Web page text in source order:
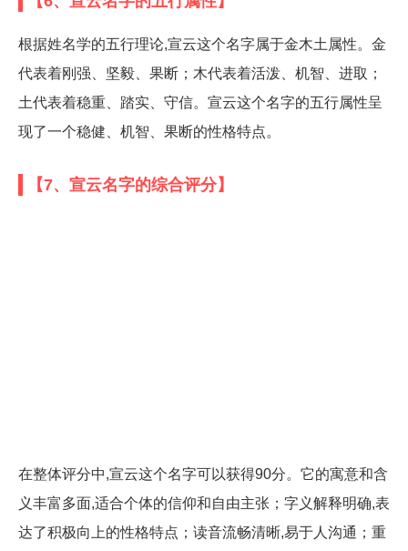
根据姓名学的五行理论,宣云这个名字属于金木土属性。金
代表着刚强、坚毅、果断；木代表着活泼、机智、进取；
土代表着稳重、踏实、守信。宣云这个名字的五行属性呈
现了一个稳健、机智、果断的性格特点。
【7、宣云名字的综合评分】
在整体评分中,宣云这个名字可以获得90分。它的寓意和含
义丰富多面,适合个体的信仰和自由主张；字义解释明确,表
达了积极向上的性格特点；读音流畅清晰,易于人沟通；重